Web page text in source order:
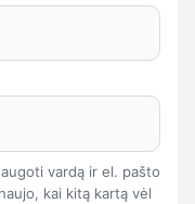
vardą ir el. pašto
kai kitą kartą vėl